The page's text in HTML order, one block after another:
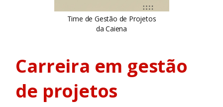
Time de Gestão de Projetos
da Caiena
Carreira em gestão
de projetos